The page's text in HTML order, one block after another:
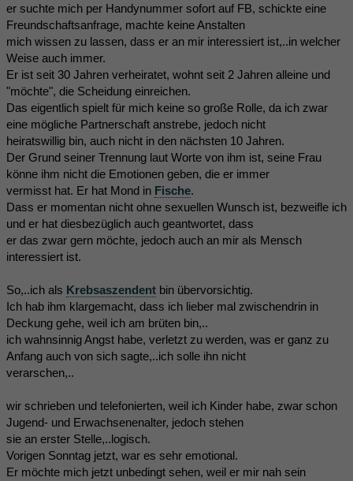
er suchte mich per Handynummer sofort auf FB, schickte eine
Freundschaftsanfrage, machte keine Anstalten
mich wissen zu lassen, dass er an mir interessiert ist,..in welcher
Weise auch immer.
Er ist seit 30 Jahren verheiratet, wohnt seit 2 Jahren alleine und
"möchte", die Scheidung einreichen.
Das eigentlich spielt für mich keine so große Rolle, da ich zwar
eine mögliche Partnerschaft anstrebe, jedoch nicht
heiratswillig bin, auch nicht in den nächsten 10 Jahren.
Der Grund seiner Trennung laut Worte von ihm ist, seine Frau
könne ihm nicht die Emotionen geben, die er immer
vermisst hat. Er hat Mond in Fische.
Dass er momentan nicht ohne sexuellen Wunsch ist, bezweifle ich
und er hat diesbezüglich auch geantwortet, dass
er das zwar gern möchte, jedoch auch an mir als Mensch
interessiert ist.
So,..ich als Krebsaszendent bin übervorsichtig.
Ich hab ihm klargemacht, dass ich lieber mal zwischendrin in
Deckung gehe, weil ich am brüten bin,..
ich wahnsinnig Angst habe, verletzt zu werden, was er ganz zu
Anfang auch von sich sagte,..ich solle ihn nicht
verarschen,..
wir schrieben und telefonierten, weil ich Kinder habe, zwar schon
Jugend- und Erwachsenenalter, jedoch stehen
sie an erster Stelle,..logisch.
Vorigen Sonntag jetzt, war es sehr emotional.
Er möchte mich jetzt unbedingt sehen, weil er mir nah sein